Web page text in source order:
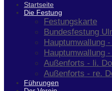
Startseite
Die Festung
Festungskarte
Bundesfestung
Hauptumwallung
Hauptumwallung
Außenforts - li.
Außenforts - re.
Führungen